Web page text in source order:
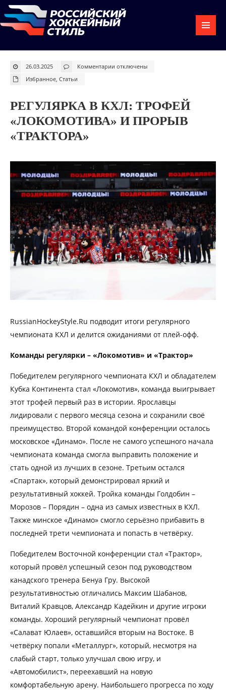
26.03.2025 Комментарии к
и
прорыв
«Трактора»
отключены
Избранное, Статьи
РЕГУЛЯРКА В КХЛ: ТРОФЕЙ
«ЛОКОМОТИВА» И ПРОРЫВ
«ТРАКТОРА»
RussianHockeyStyle.Ru подводит итоги регулярного
чемпионата КХЛ и делится ожиданиями от плей-офф.
Команды регулярки – «Локомотив» и «Трактор»
Победителем регулярного чемпионата КХЛ и обладателем
Кубка Континента стал «Локомотив», команда выигрывает
этот трофей первый раз в истории. Ярославцы
лидировали с первого месяца сезона и сохранили своё
преимущество. Второй командой конференции осталось
московское «Динамо». После не самого успешного начала
чемпионата команда смогла выправить положение и
стать одной из лучших в сезоне. Третьим остался
«Спартак», который демонстрировал яркий и
результативный хоккей. Тройка команды Голдобин –
Морозов – Порядин – одна из самых известных в КХЛ.
Также минское «Динамо» смогло серьёзно прибавить в
последней трети чемпионата и попасть в четвёрку.
Победителем Восточной конференции стал «Трактор»,
который провёл успешный сезон под руководством
канадского тренера Бенуа Гру. Высокой
результативностью отличались Максим Шабанов,
Виталий Кравцов, Александр Кадейкин и другие игроки
команды. Хороший регулярный чемпионат провёл
«Салават Юлаев», оставшийся вторым на Востоке. В
четвёрку попали «Металлург», который, несмотря на
слабый старт, только улучшал свою игру, и
«Автомобилист», переехавший на новую
комфортабельную арену. Наибольшего прогресса по ходу